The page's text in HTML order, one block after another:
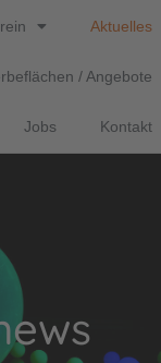
Aktuelles
/ Angebote
Jobs Kontakt